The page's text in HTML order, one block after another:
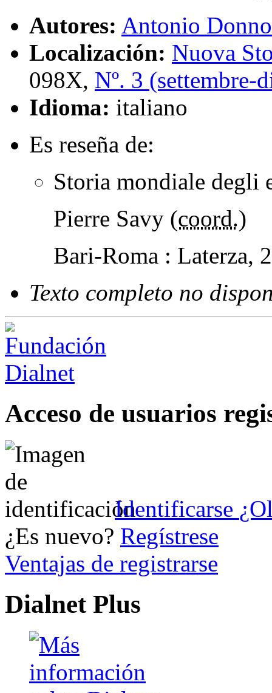
Autores: Antonio Donno
Localización: Nuova
098X, Nº. 3 (settembre-
Idioma: italiano
Es reseña de:
Storia mondiale degli
Pierre Savy (coord.)
Bari-Roma : Laterza,
Texto completo no
Acceso de usuarios
Identificarse
¿Es nuevo? Regístrese
Ventajas de registrarse
Dialnet Plus